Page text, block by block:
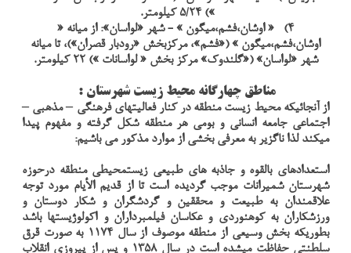
») 5/24 کیلومتر.
4) « اوشان،فشم،میگون » - شهر «لواسان»: از میانه «
اوشان،فشم،میگون » («فشم»، مرکزبخش «رودبار قصران»)، تا میانه
شهر «لواسان» («گلندوک» مرکز بخش « لواسانات ») 22 کیلومتر.
مناطق چهارگانه محیط زیست شهرستان :
از آنجائیکه محیط زیست منطقه در کنار فعالیتهای فرهنگی – مذهبی –
اجتماعی جامعه انسانی و بومی هر منطقه شکل گرفته و مفهوم پیدا
میکند لذا ناگزیر به معرفی بخشی از موارد مذکور می باشیم:
استعدادهای بالقوه و جاذبه های طبیعی زیستمحیطی منطقه درحوزه
شهرستان شمیرانات موجب گردیده است تا از قدیم الأیام مورد توجه
علاقمندان به طبیعت و محققین و گردشگران و شکار دوستان و
ورزشکاران به کوهنوردی و عکاسان فیلمبرداران و اکولوژیستها باشد
بطوریکه بخش وسیعی از منطقه موصوف از سال 1174 به صورت قرق
سلطنتی حفاظت میشده است در سال 1358 و پس از پیروزی انقلاب